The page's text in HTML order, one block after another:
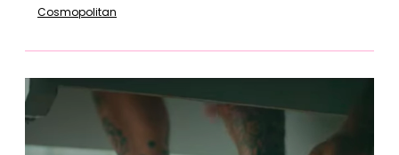
Cosmopolitan